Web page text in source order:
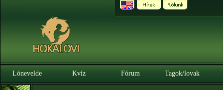
Lónevelde Kvíz Fórum Tagok/lovak